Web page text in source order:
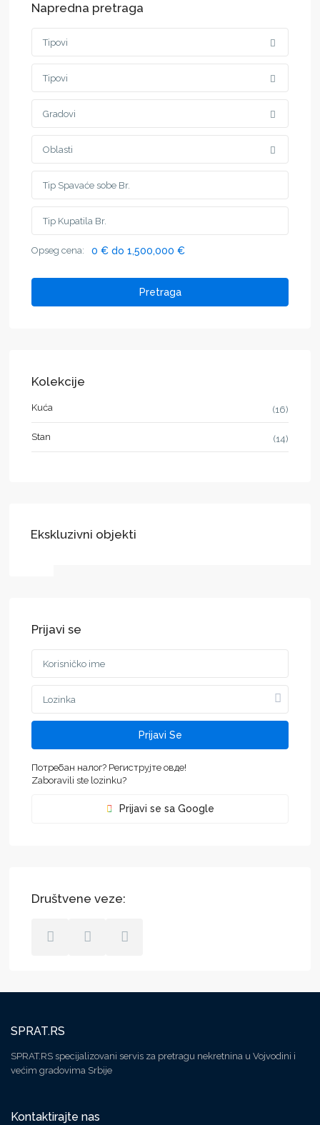
Napredna pretraga
Tipovi
Tipovi
Gradovi
Oblasti
Opseg cena: 0 € do 1,500,000 €
Pretraga
Kolekcije
Kuća (16)
Stan (14)
Ekskluzivni objekti
Prijavi se
Prijavi Se
Потребан налог? Региструјте овде!
Zaboravili ste lozinku?
Prijavi se sa Google
Društvene veze:
SPRAT.RS
SPRAT.RS specijalizovani servis za pretragu nekretnina u Vojvodini i
većim gradovima Srbije
Kontaktirajte nas